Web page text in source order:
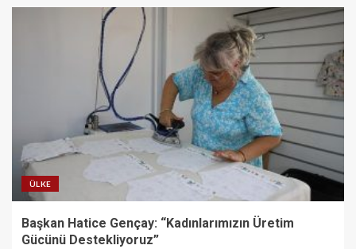
ÜLKE
Başkan Hatice Gençay: “Kadınlarımızın Üretim
Gücünü Destekliyoruz”